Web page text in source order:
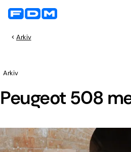
Arkiv
Peugeot 508
Arkiv